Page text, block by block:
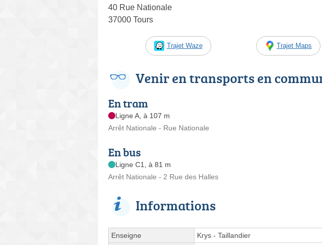
40 Rue Nationale
37000 Tours
Trajet Waze Trajet Maps
Venir en transports en
En tram
Ligne A, à 107 m
Arrêt Nationale - Rue Nationale
En bus
Ligne C1, à 81 m
Arrêt Nationale - 2 Rue des Halles
Informations
Enseigne
Krys - Taillandier